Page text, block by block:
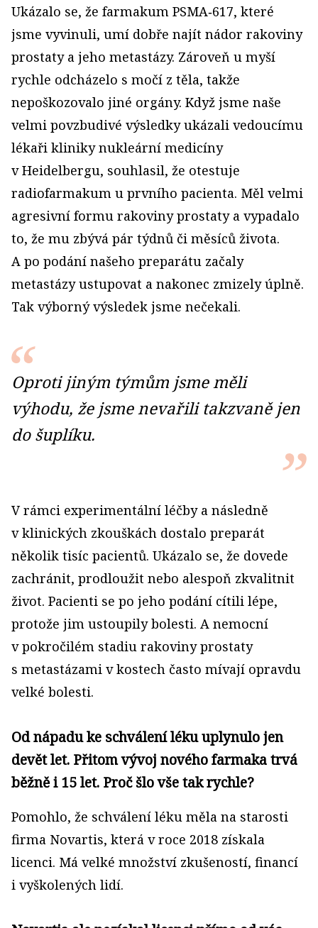
Ukázalo se, že farmakum PSMA‑617, které
jsme vyvinuli, umí dobře najít nádor rakoviny
prostaty a jeho metastázy. Zároveň u myší
rychle odcházelo s močí z těla, takže
nepoškozovalo jiné orgány. Když jsme naše
velmi povzbudivé výsledky ukázali vedoucímu
lékaři kliniky nukleární medicíny
v Heidelbergu, souhlasil, že otestuje
radiofarmakum u prvního pacienta. Měl velmi
agresivní formu rakoviny prostaty a vypadalo
to, že mu zbývá pár týdnů či měsíců života.
A po podání našeho preparátu začaly
metastázy ustupovat a nakonec zmizely úplně.
Tak výborný výsledek jsme nečekali.
Oproti jiným týmům jsme měli
výhodu, že jsme nevařili takzvaně jen
do šuplíku.
V rámci experimentální léčby a následně
v klinických zkouškách dostalo preparát
několik tisíc pacientů. Ukázalo se, že dovede
zachránit, prodloužit nebo alespoň zkvalitnit
život. Pacienti se po jeho podání cítili lépe,
protože jim ustoupily bolesti. A nemocní
v pokročilém stadiu rakoviny prostaty
s metastázami v kostech často mívají opravdu
velké bolesti.
Od nápadu ke schválení léku uplynulo jen
devět let. Přitom vývoj nového farmaka trvá
běžně i 15 let. Proč šlo vše tak rychle?
Pomohlo, že schválení léku měla na starosti
firma Novartis, která v roce 2018 získala
licenci. Má velké množství zkušeností, financí
i vyškolených lidí.